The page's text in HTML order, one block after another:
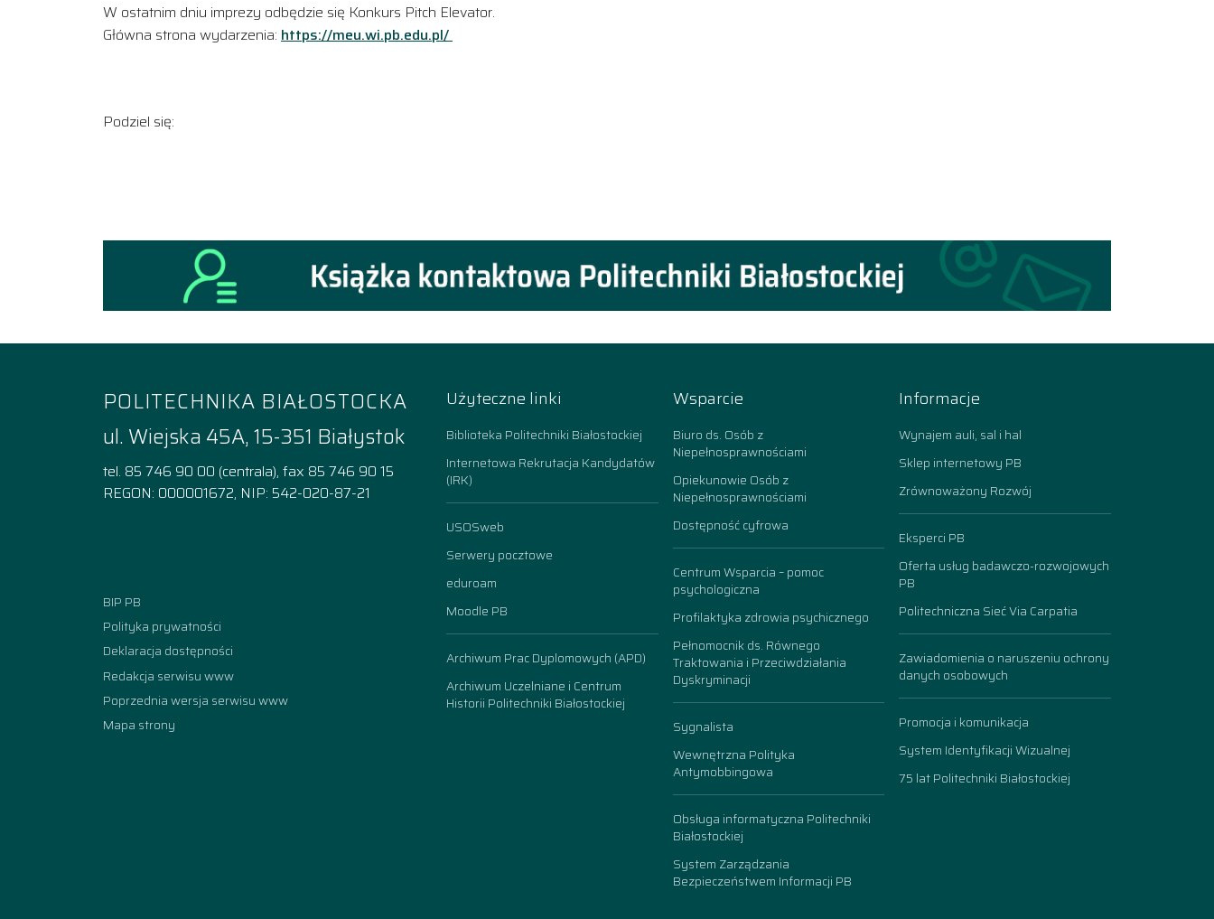
W ostatnim dniu imprezy odbędzie się Konkurs Pitch Elevator.
Główna strona wydarzenia: https://meu.wi.pb.edu.pl/
Podziel się:
POLITECHNIKA BIAŁOSTOCKA
ul. Wiejska 45A, 15-351 Białystok
tel. 85 746 90 00 (centrala), fax 85 746 90 15
REGON: 000001672, NIP: 542-020-87-21
BIP PB
Polityka prywatności
Deklaracja dostępności
Redakcja serwisu www
Poprzednia wersja serwisu www
Mapa strony
Użyteczne linki
Biblioteka Politechniki Białostockiej
Internetowa Rekrutacja Kandydatów
(IRK)
USOSweb
Serwery pocztowe
eduroam
Moodle PB
Archiwum Prac Dyplomowych (APD)
Archiwum Uczelniane i Centrum
Historii Politechniki Białostockiej
Wsparcie
Biuro ds. Osób z
Niepełnosprawnościami
Opiekunowie Osób z
Niepełnosprawnościami
Dostępność cyfrowa
Centrum Wsparcia – pomoc
psychologiczna
Profilaktyka zdrowia psychicznego
Pełnomocnik ds. Równego
Traktowania i Przeciwdziałania
Dyskryminacji
Sygnalista
Wewnętrzna Polityka
Antymobbingowa
Obsługa informatyczna Politechniki
Białostockiej
System Zarządzania
Bezpieczeństwem Informacji PB
Informacje
Wynajem auli, sal i hal
Sklep internetowy PB
Zrównoważony Rozwój
Eksperci PB
Oferta usług badawczo-rozwojowych
PB
Politechniczna Sieć Via Carpatia
Zawiadomienia o naruszeniu ochrony
danych osobowych
Promocja i komunikacja
System Identyfikacji Wizualnej
75 lat Politechniki Białostockiej